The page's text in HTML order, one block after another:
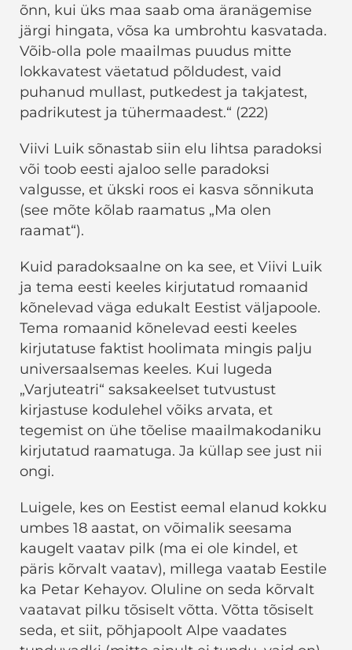
õnn, kui üks maa saab oma äranägemise
järgi hingata, võsa ka umbrohtu kasvatada.
Võib-olla pole maailmas puudus mitte
lokkavatest väetatud põldudest, vaid
puhanud mullast, putkedest ja takjatest,
padrikutest ja tühermaadest.“ (222)
Viivi Luik sõnastab siin elu lihtsa paradoksi
või toob eesti ajaloo selle paradoksi
valgusse, et ükski roos ei kasva sõnnikuta
(see mõte kõlab raamatus „Ma olen
raamat“).
Kuid paradoksaalne on ka see, et Viivi Luik
ja tema eesti keeles kirjutatud romaanid
kõnelevad väga edukalt Eestist väljapoole.
Tema romaanid kõnelevad eesti keeles
kirjutatuse faktist hoolimata mingis palju
universaalsemas keeles. Kui lugeda
„Varjuteatri“ saksakeelset tutvustust
kirjastuse kodulehel võiks arvata, et
tegemist on ühe tõelise maailmakodaniku
kirjutatud raamatuga. Ja küllap see just nii
ongi.
Luigele, kes on Eestist eemal elanud kokku
umbes 18 aastat, on võimalik seesama
kaugelt vaatav pilk (ma ei ole kindel, et
päris kõrvalt vaatav), millega vaatab Eestile
ka Petar Kehayov. Oluline on seda kõrvalt
vaatavat pilku tõsiselt võtta. Võtta tõsiselt
seda, et siit, põhjapoolt Alpe vaadates